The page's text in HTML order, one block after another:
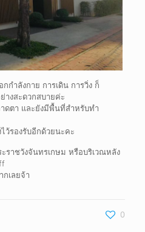
ำลังกาย การเดิน การวิ่ง ก็
างสะดวกสบายค่ะ
ดตา และยังมีพื้นที่สำหรับทำ
ว้รองรับอีกด้วยนะคะ
ราชวังจันทรเกษม หรือบริเวณหลัง
เลยจ้า
0